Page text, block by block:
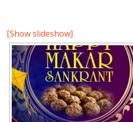
[Show slideshow]